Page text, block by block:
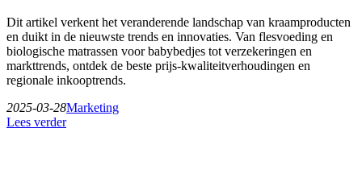
Dit artikel verkent het veranderende landschap van kraamproducten
en duikt in de nieuwste trends en innovaties. Van flesvoeding en
biologische matrassen voor babybedjes tot verzekeringen en
markttrends, ontdek de beste prijs-kwaliteitverhoudingen en
regionale inkooptrends.
2025-03-28Marketing
Lees verder